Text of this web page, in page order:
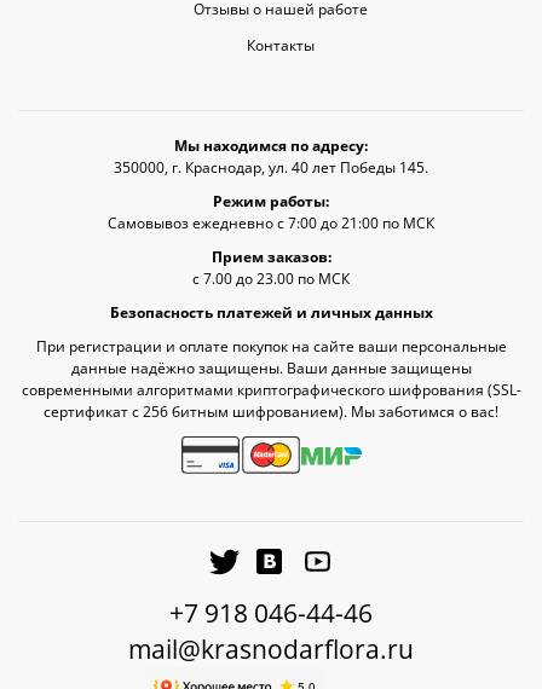
Отзывы о нашей работе
Контакты
Мы находимся по адресу:
350000, г. Краснодар, ул. 40 лет Победы 145.
Режим работы:
Самовывоз ежедневно с 7:00 до 21:00 по МСК
Прием заказов:
с 7.00 до 23.00 по МСК
Безопасность платежей и личных данных
При регистрации и оплате покупок на сайте ваши персональные
данные надёжно защищены. Ваши данные защищены
современными алгоритмами криптографического шифрования (SSL-
сертификат c 256 битным шифрованием). Мы заботимся о вас!
+7 918 046-44-46
mail@krasnodarflora.ru